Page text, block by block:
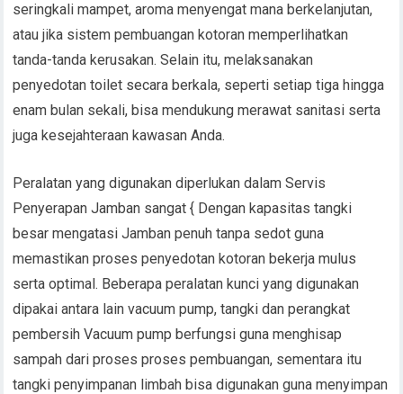
seringkali mampet, aroma menyengat mana berkelanjutan,
atau jika sistem pembuangan kotoran memperlihatkan
tanda-tanda kerusakan. Selain itu, melaksanakan
penyedotan toilet secara berkala, seperti setiap tiga hingga
enam bulan sekali, bisa mendukung merawat sanitasi serta
juga kesejahteraan kawasan Anda.
Peralatan yang digunakan diperlukan dalam Servis
Penyerapan Jamban sangat { Dengan kapasitas tangki
besar mengatasi Jamban penuh tanpa sedot guna
memastikan proses penyedotan kotoran bekerja mulus
serta optimal. Beberapa peralatan kunci yang digunakan
dipakai antara lain vacuum pump, tangki dan perangkat
pembersih Vacuum pump berfungsi guna menghisap
sampah dari proses proses pembuangan, sementara itu
tangki penyimpanan limbah bisa digunakan guna menyimpan